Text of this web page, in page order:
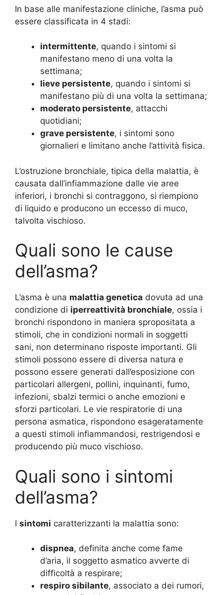
In base alle manifestazione cliniche, l’asma può
essere classificata in 4 stadi:
intermittente, quando i sintomi si
manifestano meno di una volta la
settimana;
lieve persistente, quando i sintomi si
manifestano più di una volta la settimana;
moderato persistente, attacchi
quotidiani;
grave persistente, i sintomi sono
giornalieri e limitano anche l’attività fisica.
L’ostruzione bronchiale, tipica della malattia, è
causata dall’infiammazione dalle vie aree
inferiori, i bronchi si contraggono, si riempiono
di liquido e producono un eccesso di muco,
talvolta vischioso.
Quali sono le cause
dell’asma?
L’asma è una malattia genetica dovuta ad una
condizione di iperreattività bronchiale, ossia i
bronchi rispondono in maniera spropositata a
stimoli, che in condizioni normali in soggetti
sani, non determinano risposte importanti. Gli
stimoli possono essere di diversa natura e
possono essere generati dall’esposizione con
particolari allergeni, pollini, inquinanti, fumo,
infezioni, sbalzi termici o anche emozioni e
sforzi particolari. Le vie respiratorie di una
persona asmatica, rispondono esageratamente
a questi stimoli infiammandosi, restrigendosi e
producendo più muco vischioso.
Quali sono i sintomi
dell’asma?
I sintomi caratterizzanti la malattia sono:
dispnea, definita anche come fame
d’aria, il soggetto asmatico avverte di
difficoltà a respirare;
respiro sibilante, associato a dei rumori,